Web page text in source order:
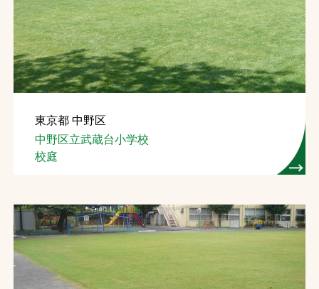
東京都 中野区
中野区立武蔵台小学校
校庭